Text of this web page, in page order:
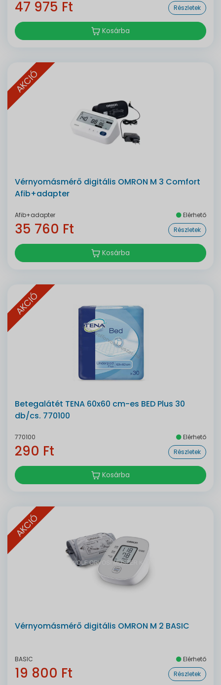
47 975 Ft Részletek
Kosárba
AKCIÓ
Vérnyomásmérő digitális OMRON M 3 Comfort
Afib+adapter
Afib+adapter Elérhető
35 760 Ft Részletek
Kosárba
AKCIÓ
Betegalátét TENA 60x60 cm-es BED Plus 30
db/cs. 770100
770100 Elérhető
290 Ft Részletek
Kosárba
AKCIÓ
Vérnyomásmérő digitális OMRON M 2 BASIC
BASIC Elérhető
19 800 Ft Részletek